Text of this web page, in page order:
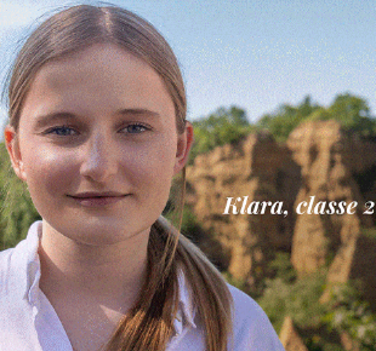
Più lette
Figline Incisa Valdarno 1 Agosto 2026
Piscina di Figline finanziata oltre
Pnrr, il gruppo di Fratelli d’Italia:
ringraziamento al Governo”
Cronaca 3 Agosto 2026
Scomparso da una struttura di
Fiorentino l’uomo che aveva
Levane nel 2020